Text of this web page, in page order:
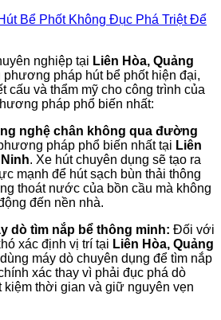
Bể Phốt Không Đục Phá Triệt Để
nghiệp tại Liên Hòa, Quảng
phương pháp hút bể phốt hiện đại,
cấu và thẩm mỹ cho công trình của
pháp phổ biến nhất:
nghệ chân không qua đường
pháp phổ biến nhất tại Liên
. Xe hút chuyên dụng sẽ tạo ra
mạnh để hút sạch bùn thải thông
thoát nước của bồn cầu mà không
đến nền nhà.
dò tìm nắp bể thông minh: Đối với
xác định vị trí tại Liên Hòa, Quảng
máy dò chuyên dụng để tìm nắp
xác thay vì phải đục phá dò
kiệm thời gian và giữ nguyên vẹn